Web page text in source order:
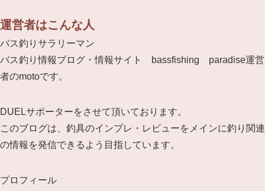
運営者はこんな人
バス釣りサラリーマン
バス釣り情報ブログ・情報サイト bassfishing paradise運営
者のmotoです。
DUELサポーターをさせて頂いております。
このブログは、釣具のインプレ・レビューをメインに釣り関連
の情報を発信できるよう目指しています。
プロフィール